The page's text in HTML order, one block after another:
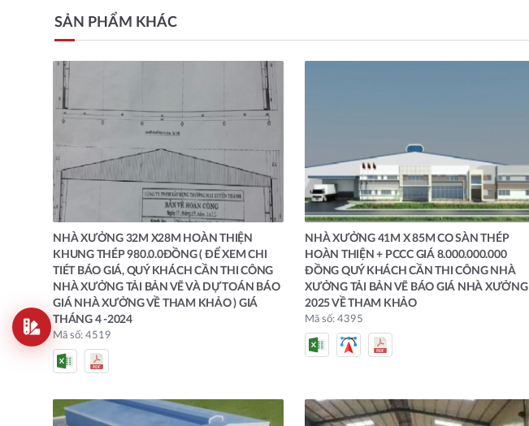
SẢN PHẨM KHÁC
NHÀ XƯỞNG 32M X28M HOÀN THIỆN
KHUNG THÉP 980.0.0ĐỒNG ( ĐỂ XEM CHI
TIÉT BÁO GIÁ, QUÝ KHÁCH CẦN THI CÔNG
NHÀ XƯỞNG TẢI BẢN VẼ VÀ DỰ TOÁN BÁO
GIÁ NHÀ XƯỞNG VỀ THAM KHẢO ) GIÁ
THÁNG 4 -2024
Mã số: 4519
NHÀ XƯỞNG 41M X 85M CO SÀN THÉP
HOÀN THIỆN + PCCC GIÁ 8.000.000.000
ĐỒNG QUÝ KHÁCH CẦN THI CÔNG NHÀ
XƯỞNG TẢI BẢN VẼ BÁO GIÁ NHÀ XƯỞNG
2025 VỀ THAM KHẢO
Mã số: 4395